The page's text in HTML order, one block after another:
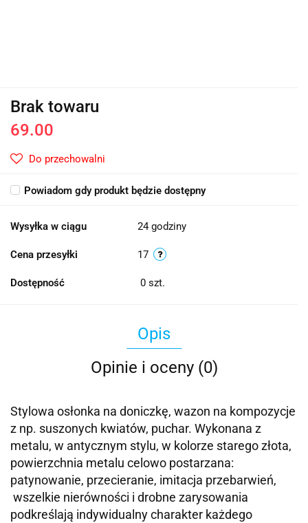
Brak towaru
69.00
Do przechowalni
Powiadom gdy produkt będzie dostępny
Wysyłka w ciągu 24 godziny
Cena przesyłki 17
Dostępność 0 szt.
Opis
Opinie i oceny (0)
Stylowa osłonka na doniczkę, wazon na kompozycje
z np. suszonych kwiatów, puchar. Wykonana z
metalu, w antycznym stylu, w kolorze starego złota,
powierzchnia metalu celowo postarzana:
patynowanie, przecieranie, imitacja przebarwień,
wszelkie nierówności i drobne zarysowania
podkreślają indywidualny charakter każdego